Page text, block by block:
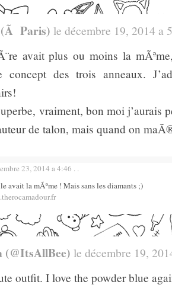
Paris) le décembre 19, 2014 a
avait plus ou moins la
concept des trois anneaux.
vraiment, bon moi j’aurais
de talon, mais quand on
23, 2014 a 4:46 . .
avait la mÃªme ! Mais sans les diamants ;)
(@ItsAllBee) le décembre 19,
outfit. I love the powder blue